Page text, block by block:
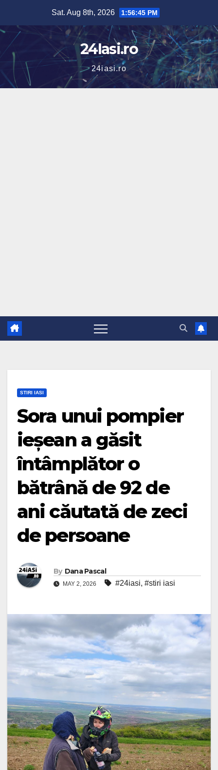
content
Sat. Aug 8th, 2026 1:56:46 PM
24Iasi.ro
24iasi.ro
STIRI IASI
Sora unui pompier
ieșean a găsit
întâmplător o
bătrână de 92 de
ani căutată de zeci
de persoane
By Dana Pascal
MAY 2, 2026 #24iasi, #stiri iasi